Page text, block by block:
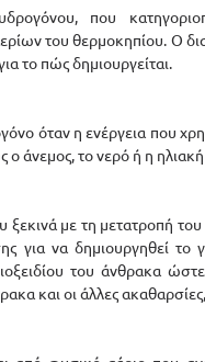
που
του θερμοκηπίου. Ο
το πώς δημιουργείται.
όταν η ενέργεια που
άνεμος, το νερό ή η ηλιακή
με τη μετατροπή
για να δημιουργηθεί
του άνθρακα
και οι άλλες